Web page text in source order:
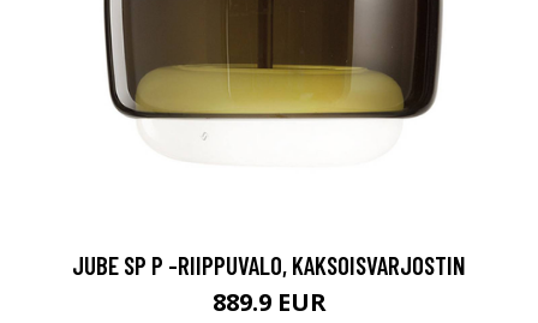
JUBE SP P -RIIPPUVALO, KAKSOISVARJOSTIN
889.9 EUR